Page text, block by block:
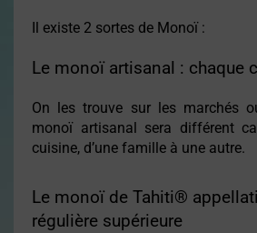
Il existe 2 sortes de Monoï :
Le monoï artisanal : chaque
On les trouve sur les marchés
monoï artisanal sera différent
cuisine, d’une famille à une autre.
Le monoï de Tahiti®
régulière supérieure